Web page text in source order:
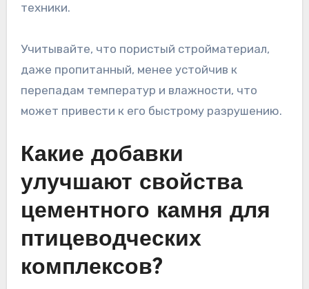
техники.
Учитывайте, что пористый стройматериал,
даже пропитанный, менее устойчив к
перепадам температур и влажности, что
может привести к его быстрому разрушению.
Какие добавки
улучшают свойства
цементного камня для
птицеводческих
комплексов?